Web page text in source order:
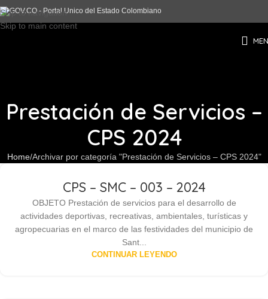
Skip to navigation
Skip to main content
Prestación de Servicios –
CPS 2024
Home Archivar por categoría "Prestación de Servicios – CPS 2024"
CPS – SMC – 003 – 2024
OBJETO Prestación de servicios para el desarrollo de
actividades deportivas, recreativas, ambientales, turísticas y
agropecuarias en el marco de las festividades del municipio de
Sant...
CONTINUAR LEYENDO